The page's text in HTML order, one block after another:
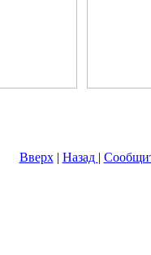
Вверх| Назад |